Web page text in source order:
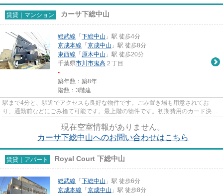
賃貸｜マンション カーサ下総中山
総武線 「 下総中山 」駅 徒歩4分
京成本線 「 京成中山 」駅 徒歩8分
東西線 「 原木中山 」駅 徒歩20分
千葉県市川市鬼高 ２丁目
-
築年数：築8年
階数：3階建
駅まで4分と、駅近でアクセスも良好な物件です。ごみ置き場も用意されてお
り、通勤前などにごみ捨て可能です。最上階の物件です。初期費用のカード決済
現在空室情報がありません。
カーサ下総中山へのお問い合わせはこちら
賃貸｜アパート Royal Court 下総中山
総武線 「 下総中山 」駅 徒歩6分
京成本線 「 京成中山 」駅 徒歩8分